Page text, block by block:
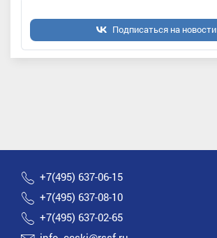
Подписаться на новости
+7(495) 637-06-15
+7(495) 637-08-10
+7(495) 637-02-65